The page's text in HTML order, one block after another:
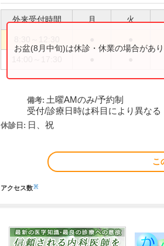
外来受付時間 月 火
お盆(8月中旬)は休診・休業の場合があ
備考: 土曜AMのみ/予約制
受付/診療日時は科目により異なる
休診日: 日、祝
こ
アクセス数※